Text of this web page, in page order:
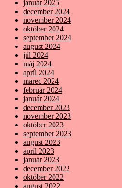
január 2025
december 2024
november 2024
október 2024
september 2024
august 2024
júl 2024
máj 2024
apríl 2024
marec 2024
február 2024
január 2024
december 2023
november 2023
október 2023
september 2023
august 2023
apríl 2023
január 2023
december 2022
október 2022
august 2022